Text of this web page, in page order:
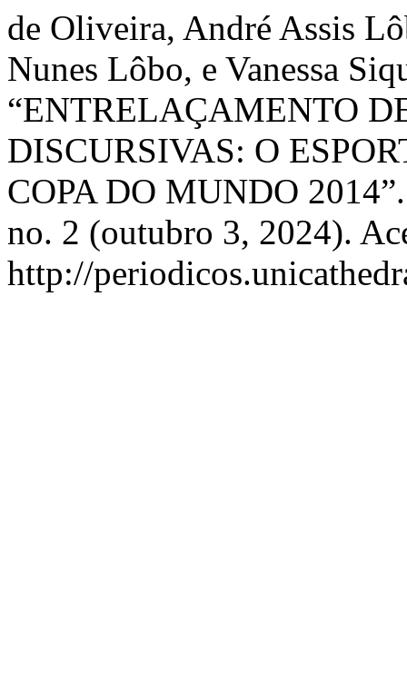
de Oliveira, André Assis
Nunes Lôbo, e Vanessa
“ENTRELAÇAMENTO
DISCURSIVAS: O
COPA DO MUNDO
no. 2 (outubro 3, 2024).
http://